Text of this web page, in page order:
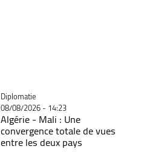
Catégorie
Diplomatie
08/08/2026 - 14:23
Algérie - Mali : Une
convergence totale de vues
entre les deux pays